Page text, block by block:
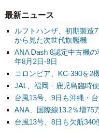
最新ニュース
ルフトハンザ、初期製
から見た次世代旗艦機
ANA Dash 8認定中古機
年8月2日-8日
コロンビア、KC-390を
JAL、福岡－鹿児島臨時
台風13号、9日も沖縄・
ANA、国際線13.2％増
台風13号、8日も欠航